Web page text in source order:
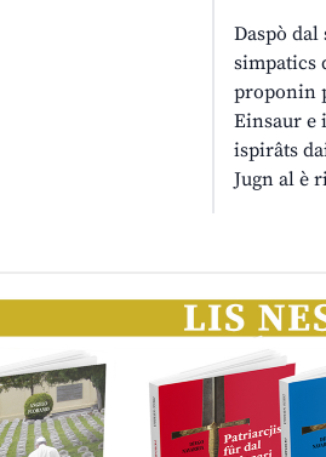
Daspò
simpatics
proponin
Einsaur e
ispirâts
Jugn al è